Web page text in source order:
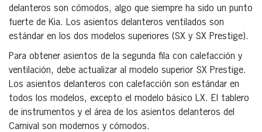
delanteros son cómodos, algo que siempre ha sido un punto
fuerte de Kia. Los asientos delanteros ventilados son
estándar en los dos modelos superiores (SX y SX Prestige).
Para obtener asientos de la segunda fila con calefacción y
ventilación, debe actualizar al modelo superior SX Prestige.
Los asientos delanteros con calefacción son estándar en
todos los modelos, excepto el modelo básico LX. El tablero
de instrumentos y el área de los asientos delanteros del
Carnival son modernos y cómodos.